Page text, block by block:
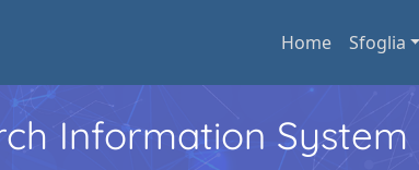
Home Sfoglia
Information System